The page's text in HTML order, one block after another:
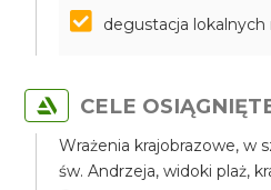
degustacja lokalnych
CELE
Wrażenia krajobrazowe, w
św. Andrzeja, widoki plaż,